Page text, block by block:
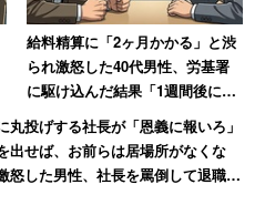
ことは大切ですが、管理職も
もあるでしょう。「ミスをし
して当然だ」とか偏った考え
給料精算に「2ヶ月かかる」と渋
られ激怒した40代男性、労基署
に駆け込んだ結果「1週間後に振
り込まれました」
丸投げする社長が「恩義に報いろ」
出せば、お前らは居場所がなくな
した男性、社長を罵倒して退職